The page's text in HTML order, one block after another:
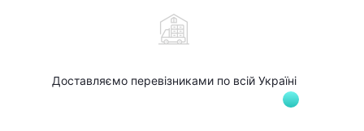
Доставляємо перевізниками по всій Україні